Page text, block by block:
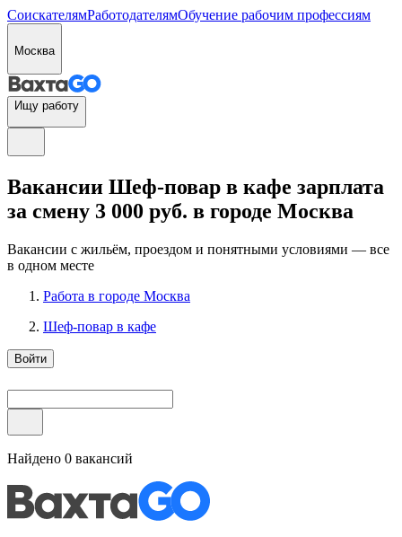
СоискателямРаботодателямОбучение рабочим профессиям
Москва
Ищу работу
Вакансии Шеф-повар в кафе зарплата
за смену 3 000 руб. в городе Москва
Вакансии с жильём, проездом и понятными условиями — все
в одном месте
Работа в городе Москва
Шеф-повар в кафе
Войти
Найдено 0 вакансий